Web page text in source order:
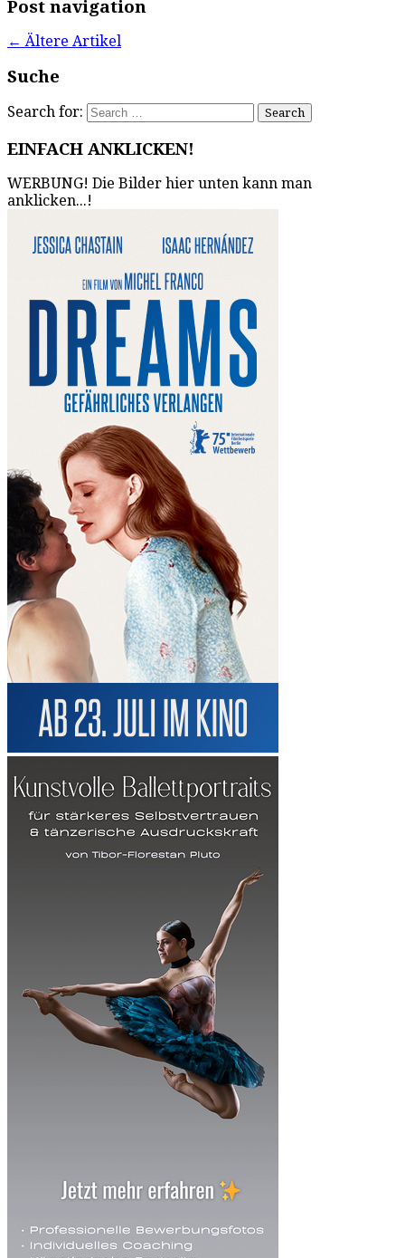
Post navigation
← Ältere Artikel
Suche
Search for:
EINFACH ANKLICKEN!
WERBUNG! Die Bilder hier unten kann man
anklicken...!